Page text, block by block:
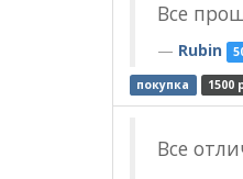
Все
Rubin
покупка 1500
Все